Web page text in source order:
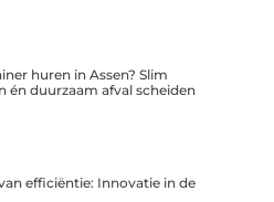
huren in Assen? Slim
én duurzaam afval scheiden
efficiëntie: Innovatie in de